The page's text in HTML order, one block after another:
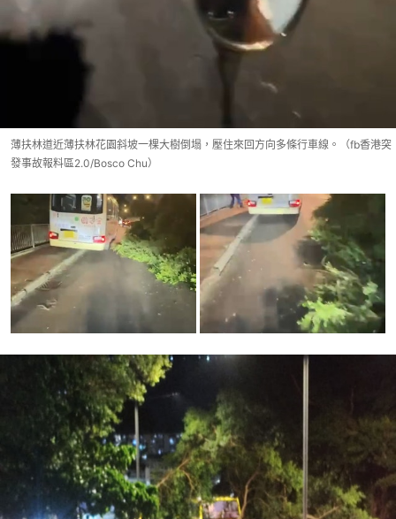
薄扶林道近薄扶林花園斜坡一棵大樹倒塌，壓住來回方向多條行車線。（fb香港突
發事故報料區2.0/Bosco Chu）